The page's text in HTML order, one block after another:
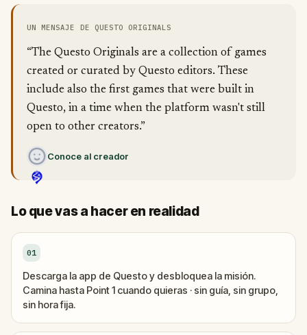
UN MENSAJE DE QUESTO ORIGINALS
“The Questo Originals are a collection of games
created or curated by Questo editors. These
include also the first games that were built in
Questo, in a time when the platform wasn't still
open to other creators.”
Conoce al creador
Lo que vas a hacer en realidad
01
Descarga la app de Questo y desbloquea la misión.
Camina hasta Point 1 cuando quieras · sin guía, sin grupo,
sin hora fija.